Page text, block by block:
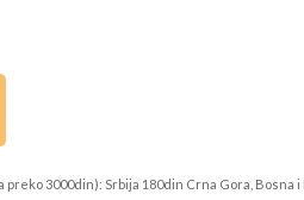
3000din): Srbija 180din Crna Gora, Bosna i